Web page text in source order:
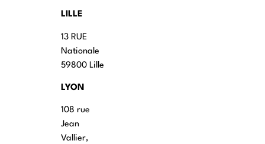
LILLE
13 RUE
Nationale
59800 Lille
LYON
108 rue
Jean
Vallier,